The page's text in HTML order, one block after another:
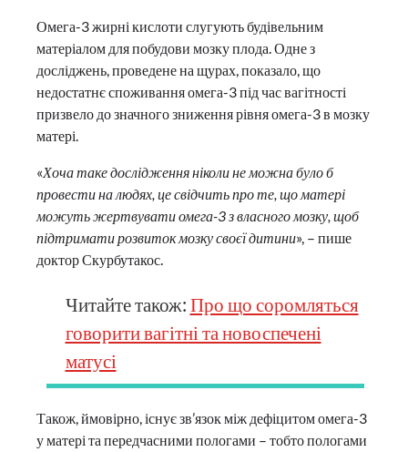
Омега-3 жирні кислоти слугують будівельним
матеріалом для побудови мозку плода. Одне з
досліджень, проведене на щурах, показало, що
недостатнє споживання омега-3 під час вагітності
призвело до значного зниження рівня омега-3 в мозку
матері.
«Хоча таке дослідження ніколи не можна було б
провести на людях, це свідчить про те, що матері
можуть жертвувати омега-3 з власного мозку, щоб
підтримати розвиток мозку своєї дитини», – пише
доктор Скурбутакос.
Читайте також: Про що соромляться
говорити вагітні та новоспечені
матусі
Також, ймовірно, існує зв’язок між дефіцитом омега-3
у матері та передчасними пологами – тобто пологами